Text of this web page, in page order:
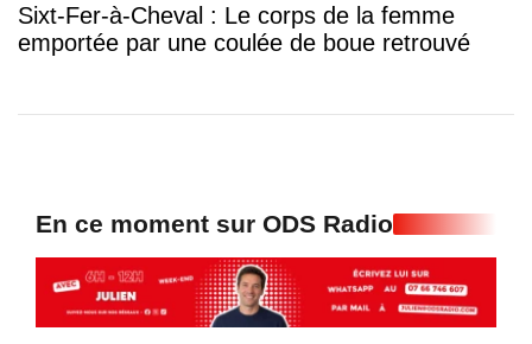
Sixt-Fer-à-Cheval : Le corps de la femme
emportée par une coulée de boue retrouvé
En ce moment sur ODS Radio